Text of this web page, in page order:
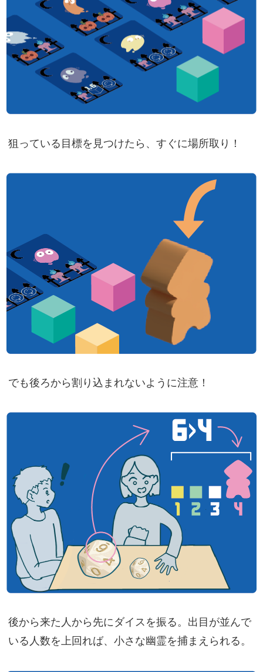
狙っている目標を見つけたら、すぐに場所取り！
でも後ろから割り込まれないように注意！
後から来た人から先にダイスを振る。出目が並んで
いる人数を上回れば、小さな幽霊を捕まえられる。